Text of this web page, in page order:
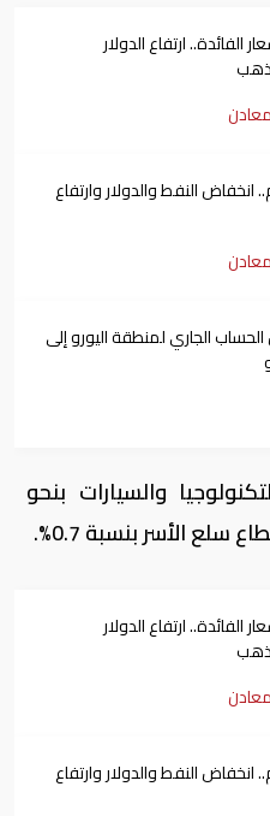
الفائدة.. ارتفاع الدولار
انخفاض النفط والدولار وارتفاع
الجاري لمنطقة اليورو إلى
والسيارات بنحو
الفائدة.. ارتفاع الدولار
انخفاض النفط والدولار وارتفاع